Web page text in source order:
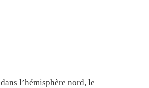
l’hémisphère nord, le